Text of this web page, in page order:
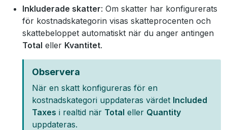
Inkluderade skatter: Om skatter har konfigurerats
för kostnadskategorin visas skatteprocenten och
skattebeloppet automatiskt när du anger antingen
Total eller Kvantitet.
Observera
När en skatt konfigureras för en
kostnadskategori uppdateras värdet Included
Taxes i realtid när Total eller Quantity
uppdateras.